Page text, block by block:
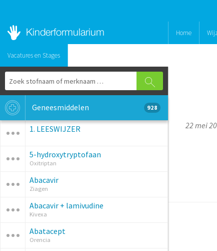
Home
Vacatures en Stages
Geneesmiddelen 928
1. LEESWIJZER
5-hydroxytryptofaan
Oxitriptan
Abacavir
Ziagen
Abacavir + lamivudine
Kivexa
Abatacept
Orencia
22 mei